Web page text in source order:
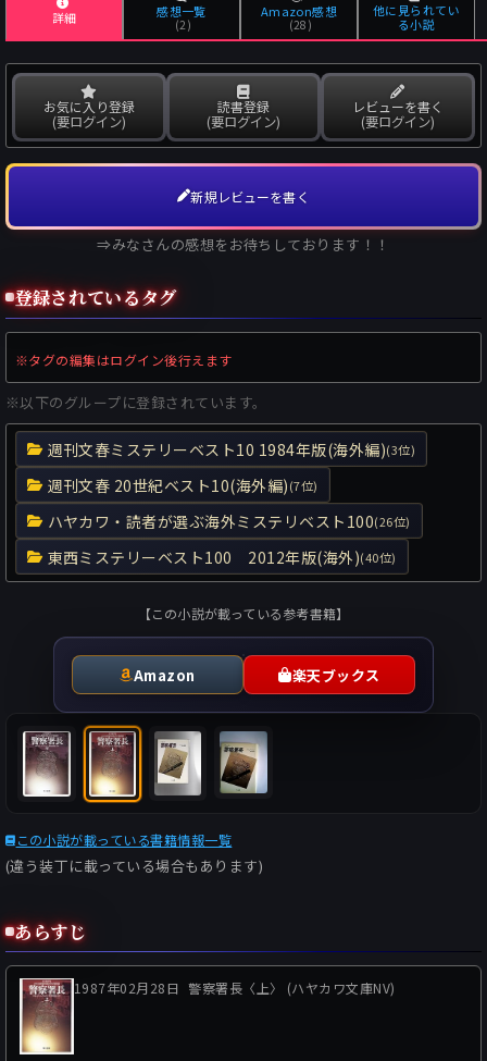
詳細 感想一覧
(2)
Amazon感想
(28)
他に見られてい
る小説
お気に入り登録
(要ログイン)
読書登録
(要ログイン)
レビューを書く
(要ログイン)
新規レビューを書く
⇒みなさんの感想をお待ちしております！！
登録されているタグ
※タグの編集はログイン後行えます
※以下のグループに登録されています。
週刊文春ミステリーベスト10 1984年版(海外編)(3位)
週刊文春 20世紀ベスト10(海外編)(7位)
ハヤカワ・読者が選ぶ海外ミステリベスト100(26位)
東西ミステリーベスト100 2012年版(海外)(40位)
【この小説が載っている参考書籍】
Amazon 楽天ブックス
この小説が載っている書籍情報一覧
(違う装丁に載っている場合もあります)
あらすじ
1987年02月28日 警察署長〈上〉 (ハヤカワ文庫NV)